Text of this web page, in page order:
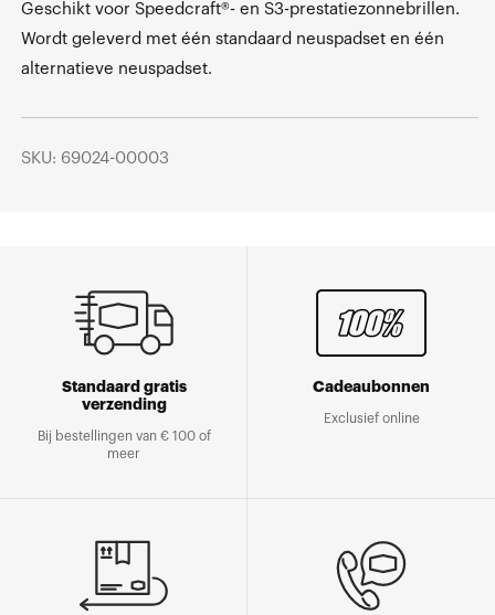
Geschikt voor Speedcraft®- en S3-prestatiezonnebrillen.
Wordt geleverd met één standaard neuspadset en één
alternatieve neuspadset.
SKU: 69024-00003
Standaard gratis
verzending
Bij bestellingen van € 100 of
meer
Cadeaubonnen
Exclusief online